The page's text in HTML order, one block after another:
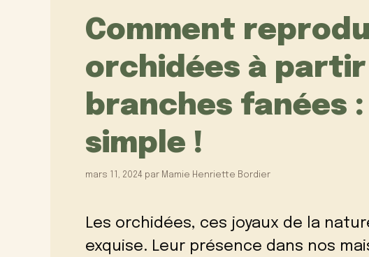
Comment
orchidées à partir
branches fanées
simple !
mars 11, 2024 par Mamie Henriette Bordier
Les orchidées, ces joyaux de la
exquise. Leur présence dans nos